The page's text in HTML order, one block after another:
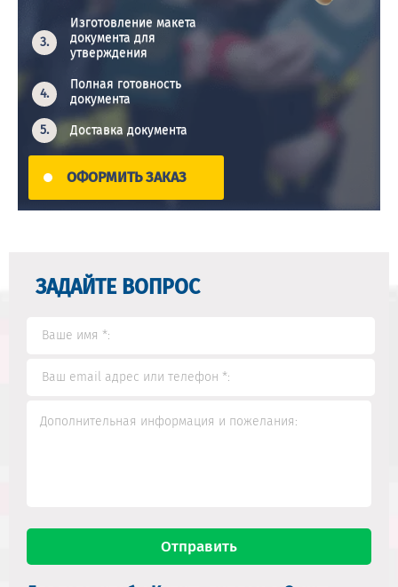
Изготовление макета
документа для
утверждения
Полная готовность
документа
Доставка документа
ОФОРМИТЬ ЗАКАЗ
ЗАДАЙТЕ ВОПРОС